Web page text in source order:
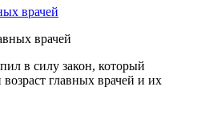
врачей
в силу закон, который
главных врачей и их